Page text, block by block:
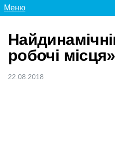
Меню
робочі місця»
22.08.2018